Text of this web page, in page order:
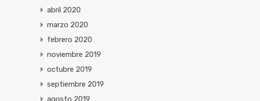
abril 2020
marzo 2020
febrero 2020
noviembre 2019
octubre 2019
septiembre 2019
agosto 2019